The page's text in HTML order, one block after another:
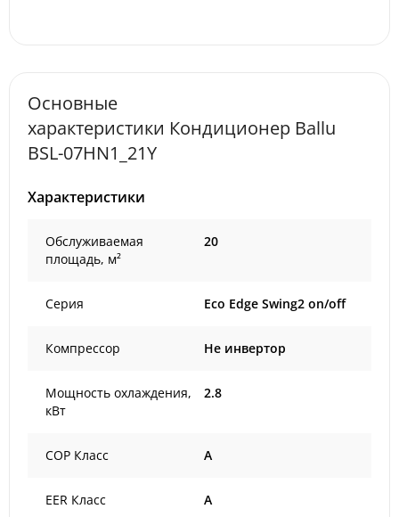
Основные
характеристики Кондиционер Ballu
BSL-07HN1_21Y
Характеристики
Обслуживаемая
площадь, м²
20
Серия Eco Edge Swing2 on/off
Компрессор Не инвертор
Мощность охлаждения,
кВт
2.8
COP Класс A
EER Класс A